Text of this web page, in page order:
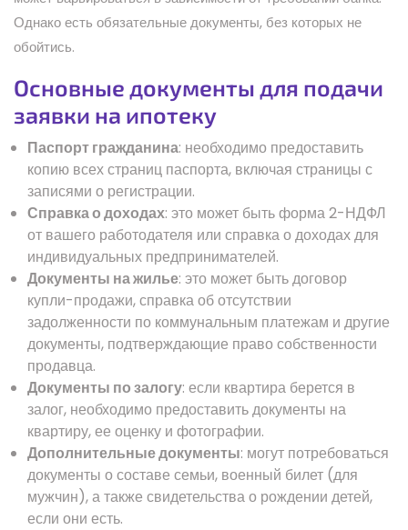
Однако есть обязательные документы, без которых не
обойтись.
Основные документы для подачи
заявки на ипотеку
Паспорт гражданина: необходимо предоставить
копию всех страниц паспорта, включая страницы с
записями о регистрации.
Справка о доходах: это может быть форма 2-НДФЛ
от вашего работодателя или справка о доходах для
индивидуальных предпринимателей.
Документы на жилье: это может быть договор
купли-продажи, справка об отсутствии
задолженности по коммунальным платежам и другие
документы, подтверждающие право собственности
продавца.
Документы по залогу: если квартира берется в
залог, необходимо предоставить документы на
квартиру, ее оценку и фотографии.
Дополнительные документы: могут потребоваться
документы о составе семьи, военный билет (для
мужчин), а также свидетельства о рождении детей,
если они есть.